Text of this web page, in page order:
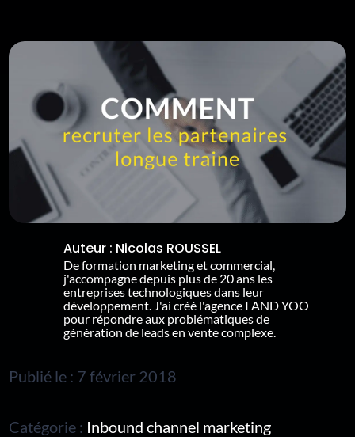
Auteur : Nicolas ROUSSEL
De formation marketing et commercial,
j'accompagne depuis plus de 20 ans les
entreprises technologiques dans leur
développement. J'ai créé l'agence I AND YOO
pour répondre aux problématiques de
génération de leads en vente complexe.
Publié le : 7 février 2018
Catégorie : Inbound channel marketing